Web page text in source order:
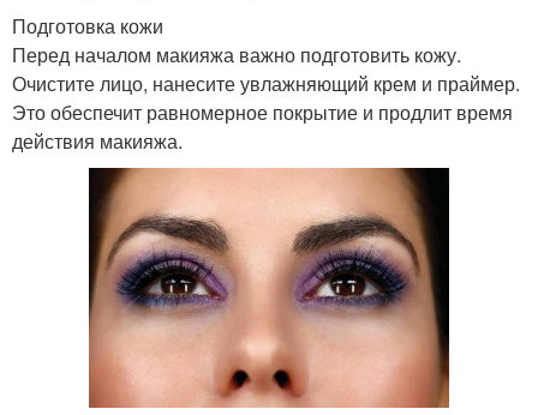
Подготовка кожи
Перед началом макияжа важно подготовить кожу.
Очистите лицо, нанесите увлажняющий крем и праймер.
Это обеспечит равномерное покрытие и продлит время
действия макияжа.